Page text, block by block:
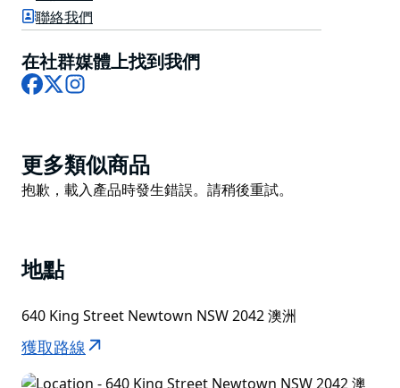
磁性）、聲音設計、燈光——都是自己製作的，並且是獨
立擁有和經營的。作為自豪的新城區當地人，他們希望慶
祝和支持自己獨特的郊區，因此他們從當地的二手商店和
古董店購買所有道具。他們也盡可能地使用回收和再利用
主題。他們努力創造一種他們願意玩的有趣且獨特的遊戲
體驗。
聯絡我們
在社群媒體上找到我們
Facebook
X
Product
List
更多類似商品
Product
抱歉，載入產品時發生錯誤。請稍後重試。
地點
640 King Street Newtown NSW 2042 澳洲
獲取路線